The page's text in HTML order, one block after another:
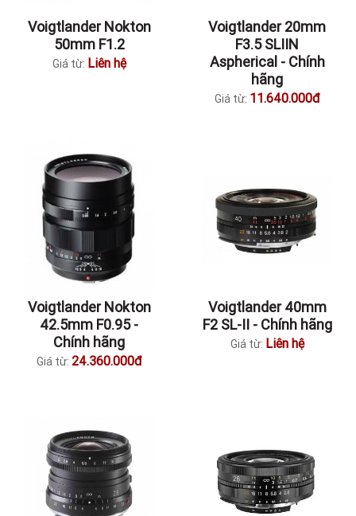
Voigtlander Nokton
50mm F1.2
Giá từ: Liên hệ
Voigtlander 20mm
F3.5 SLIIN
Aspherical - Chính
hãng
Giá từ: 11.640.000đ
Voigtlander Nokton
42.5mm F0.95 -
Chính hãng
Giá từ: 24.360.000đ
Voigtlander 40mm
F2 SL-II - Chính hãng
Giá từ: Liên hệ